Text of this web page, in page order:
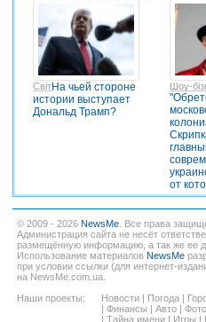
СвітНа чьей стороне
истории выступает
Дональд Трамп?
Шоу-
от
© 2009 - 2026 NewsMe . Все права
Администрация сайта не несёт
размещённую информацию, а так же ее
Использование материалов NewsMe
при условии ссылки (для интернет-
на NewsMe.com.ua.
Наши проекты:
Новости Погода
Финансы Авто Фото
Тайна имени Игры